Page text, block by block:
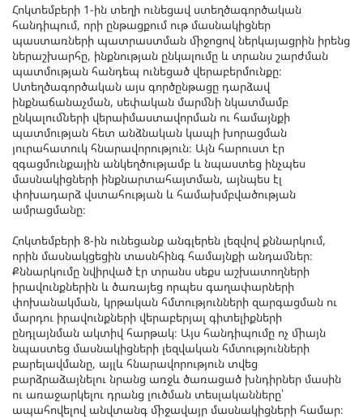
Հոկտեմբերի 1-ին տեղի ունեցավ ստեղծագործական
հանդիպում, որի ընթացքում ութ մասնակիցներ
պաստառների պատրաստման միջոցով ներկայացրին իրենց
ներաշխարհը, ինքնության ընկալումը և տրանս շարժման
պատմության հանդեպ ունեցած վերաբերմունքը։
Ստեղծագործական այս գործընթացը դարձավ
ինքնաճանաչման, սեփական մարմնի նկատմամբ
ընկալումների վերաիմաստավորման ու համայնքի
պատմության հետ անձնական կապի խորացման
յուրահատուկ հնարավորություն։ Այն հարուստ էր
զգացմունքային անկեղծությամբ և նպաստեց ինչպես
մասնակիցների ինքնարտահայտման, այնպես էլ
փոխադարձ վստահության և համախմբվածության
ամրացմանը։
Հոկտեմբերի 8-ին ունեցանք անգլերեն լեզվով քննարկում,
որին մասնակցեցին տասնհինգ համայնքի անդամներ։
Քննարկումը նվիրված էր տրանս սեքս աշխատողների
իրավունքներին և ծառայեց որպես գաղափարների
փոխանակման, կրթական հմտությունների զարգացման ու
մարդու իրավունքների վերաբերյալ գիտելիքների
ընդլայնման ակտիվ հարթակ։ Այս հանդիպումը ոչ միայն
նպաստեց մասնակիցների լեզվական հմտությունների
բարելավմանը, այլև հնարավորություն տվեց
բարձրաձայնելու նրանց առջև ծառացած խնդիրներ մասին
ու առաջարկելու դրանց լուծման տեսլականները՝
ապահովելով անվտանգ միջավայր մասնակիցների համար։